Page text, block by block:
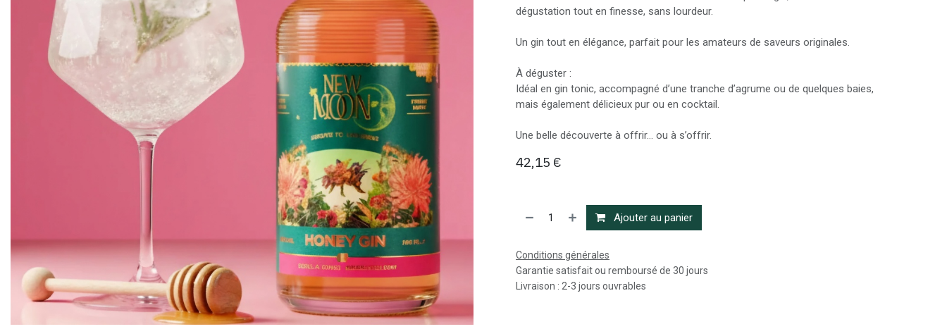
dégustation tout en finesse, sans lourdeur.
Un gin tout en élégance, parfait pour les amateurs de saveurs originales.
À déguster :
Idéal en gin tonic, accompagné d’une tranche d’agrume ou de quelques baies,
mais également délicieux pur ou en cocktail.
Une belle découverte à offrir… ou à s’offrir.
42,15 €
Ajouter au panier
Conditions générales
Garantie satisfait ou remboursé de 30 jours
Livraison : 2-3 jours ouvrables